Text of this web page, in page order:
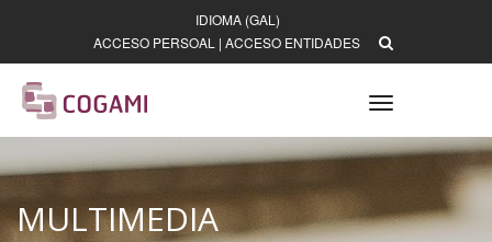
IDIOMA (GAL)
ACCESO PERSOAL | ACCESO ENTIDADES
Toggle
navigation
MULTIMEDIA